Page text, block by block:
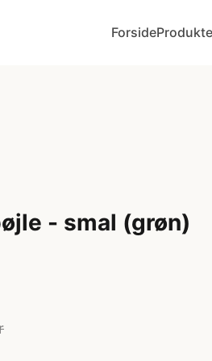
Forside
- smal (grøn)